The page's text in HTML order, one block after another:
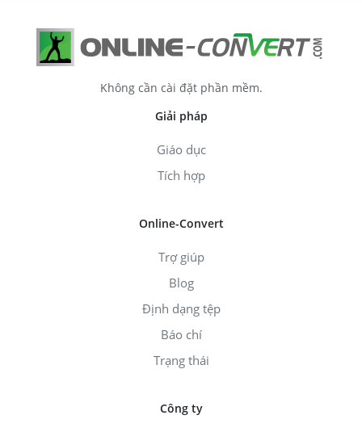
Không cần cài đặt phần mềm.
Giải pháp
Giáo dục
Tích hợp
Online-Convert
Trợ giúp
Blog
Định dạng tệp
Báo chí
Trạng thái
Công ty